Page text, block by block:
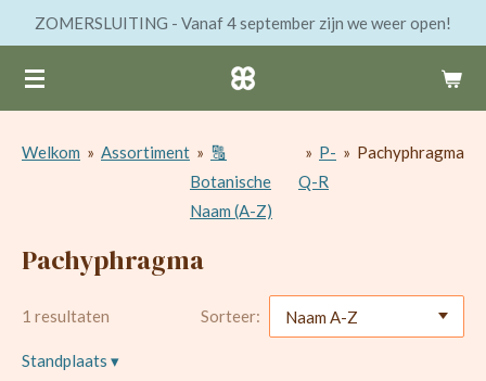
naar
de
ZOMERSLUITING - Vanaf 4 september zijn we weer open!
Welkom » Assortiment » 🔠
Botanische
Naam (A-Z)
» P-
Q-R
» Pachyphragma
Pachyphragma
1 resultaten Sorteer:
Standplaats ▾